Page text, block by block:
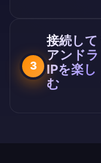
3
接続して
アンドラ
IPを楽し
む